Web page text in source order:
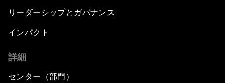
リーダーシップとガバナンス
インパクト
詳細
センター（部門）